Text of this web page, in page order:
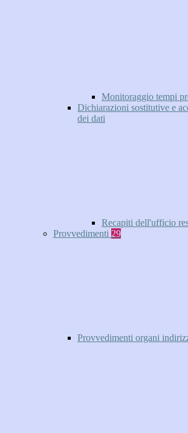
Monitoraggio tempi
Dichiarazioni sostitutive e
dei dati
Recapiti dell'ufficio
Provvedimenti 29
Provvedimenti organi